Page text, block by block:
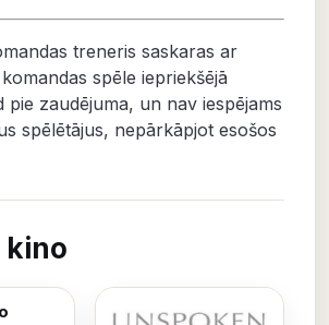
treneris saskaras ar
spēle iepriekšējā
pie zaudējuma, un nav iespējams
spēlētājus, nepārkāpjot esošos
kino